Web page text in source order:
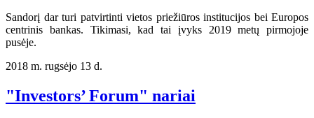
Sandorį dar turi patvirtinti vietos priežiūros institucijos bei Europos
centrinis bankas. Tikimasi, kad tai įvyks 2019 metų pirmojoje
pusėje.
2018 m. rugsėjo 13 d.
"Investors’ Forum" nariai